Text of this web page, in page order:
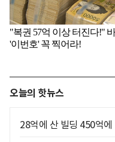
오늘의 핫뉴스
28억에 산 빌딩 450억